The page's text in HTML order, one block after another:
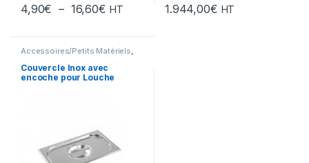
4,90€ – 16,60€Plage de prix : 4,90€ à 16,60€
HT
1.944,00€ HT
Accessoires/Petits Matériels
Boucherie/Boulangerie
CUISSON,Découpe/Petit
Matériel ,Divers,
Snack/Pizza/Sucrée
Couvercle Inox avec
encoche pour Louche